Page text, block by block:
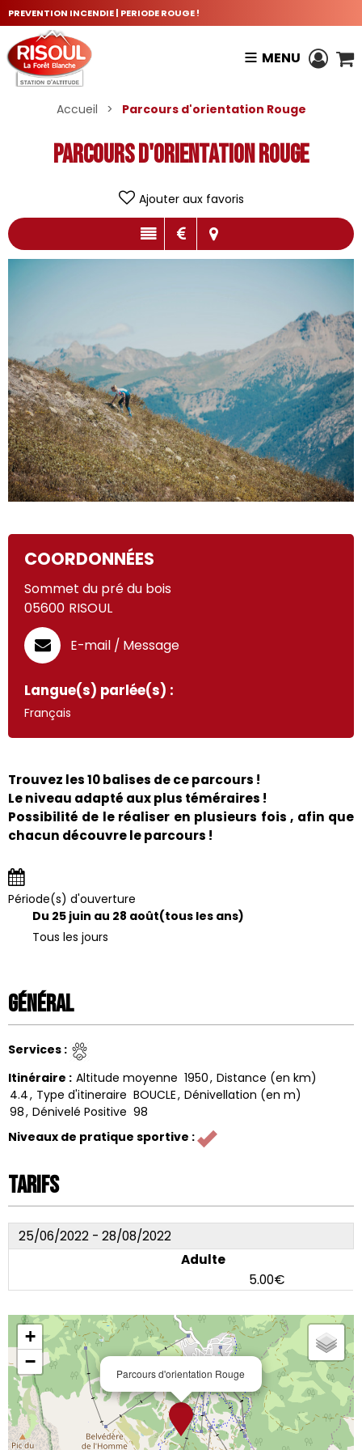
PREVENTION INCENDIE | PERIODE ROUGE !
MENU
Accueil > Parcours d'orientation Rouge
Parcours d'orientation Rouge
Ajouter aux favoris
COORDONNÉES
Sommet du pré du bois
05600 RISOUL
E-mail / Message
Langue(s) parlée(s) :
Français
Trouvez les 10 balises de ce parcours !
Le niveau adapté aux plus téméraires !
Possibilité de le réaliser en plusieurs fois , afin que
chacun découvre le parcours !
Période(s) d'ouverture
Du 25 juin au 28 août(tous les ans)
Tous les jours
Général
Services :
Itinéraire : Altitude moyenne 1950 Distance (en km)
4.4 Type d'itineraire BOUCLE Dénivellation (en m)
98 Dénivelé Positive 98
Niveaux de pratique sportive :
Tarifs
25/06/2022 - 28/08/2022
Adulte
5.00€
Parcours d'orientation Rouge
+
−